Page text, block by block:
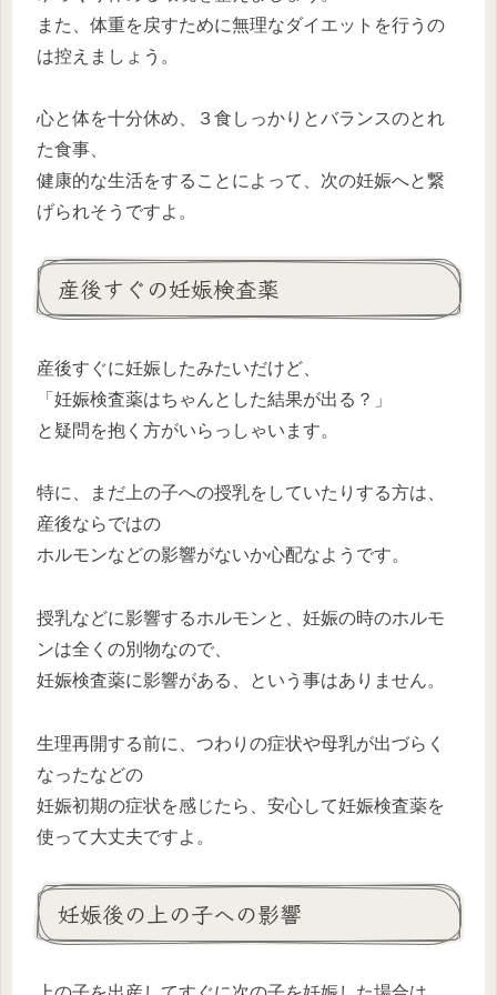
また、体重を戻すために無理なダイエットを行うの
は控えましょう。
心と体を十分休め、３食しっかりとバランスのとれ
た食事、
健康的な生活をすることによって、次の妊娠へと繋
げられそうですよ。
産後すぐの妊娠検査薬
産後すぐに妊娠したみたいだけど、
「妊娠検査薬はちゃんとした結果が出る？」
と疑問を抱く方がいらっしゃいます。
特に、まだ上の子への授乳をしていたりする方は、
産後ならではの
ホルモンなどの影響がないか心配なようです。
授乳などに影響するホルモンと、妊娠の時のホルモ
ンは全くの別物なので、
妊娠検査薬に影響がある、という事はありません。
生理再開する前に、つわりの症状や母乳が出づらく
なったなどの
妊娠初期の症状を感じたら、安心して妊娠検査薬を
使って大丈夫ですよ。
妊娠後の上の子への影響